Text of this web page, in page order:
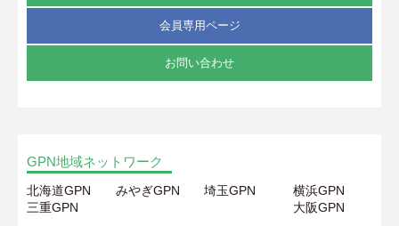
会員専用ページ
お問い合わせ
GPN地域ネットワーク
北海道GPN みやぎGPN 埼玉GPN
横浜GPN
三重GPN
大阪GPN